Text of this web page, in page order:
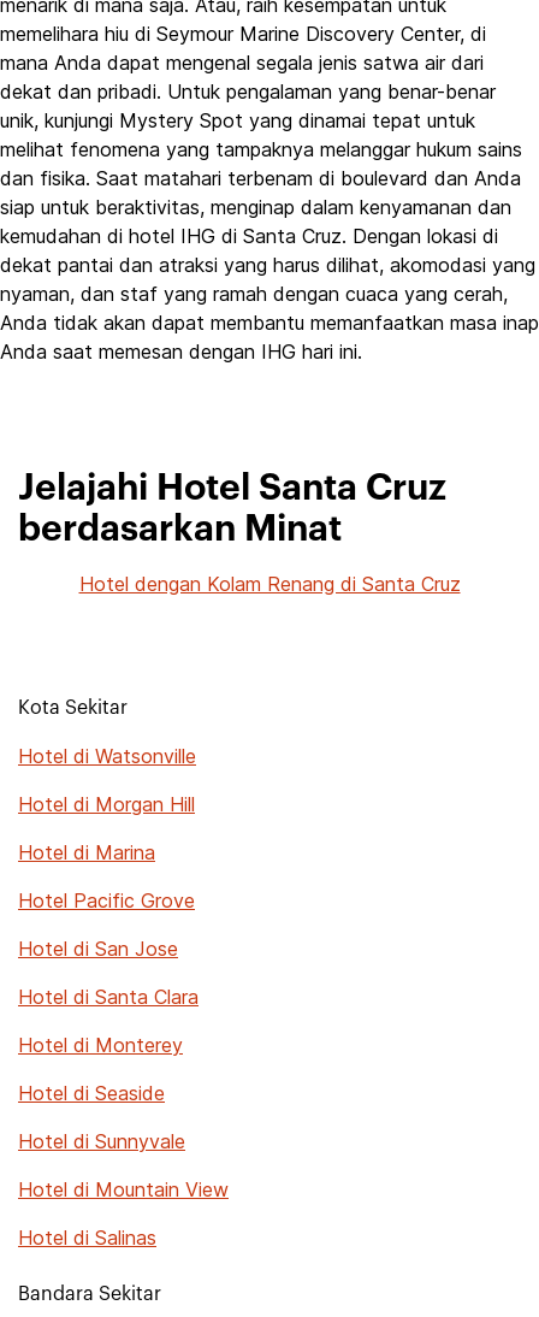
menarik di mana saja. Atau, raih kesempatan untuk
memelihara hiu di Seymour Marine Discovery Center, di
mana Anda dapat mengenal segala jenis satwa air dari
dekat dan pribadi. Untuk pengalaman yang benar-benar
unik, kunjungi Mystery Spot yang dinamai tepat untuk
melihat fenomena yang tampaknya melanggar hukum sains
dan fisika. Saat matahari terbenam di boulevard dan Anda
siap untuk beraktivitas, menginap dalam kenyamanan dan
kemudahan di hotel IHG di Santa Cruz. Dengan lokasi di
dekat pantai dan atraksi yang harus dilihat, akomodasi yang
nyaman, dan staf yang ramah dengan cuaca yang cerah,
Anda tidak akan dapat membantu memanfaatkan masa inap
Anda saat memesan dengan IHG hari ini.
Jelajahi Hotel Santa Cruz
berdasarkan Minat
Hotel dengan Kolam Renang di Santa Cruz
Kota Sekitar
Hotel di Watsonville
Hotel di Morgan Hill
Hotel di Marina
Hotel Pacific Grove
Hotel di San Jose
Hotel di Santa Clara
Hotel di Monterey
Hotel di Seaside
Hotel di Sunnyvale
Hotel di Mountain View
Hotel di Salinas
Bandara Sekitar